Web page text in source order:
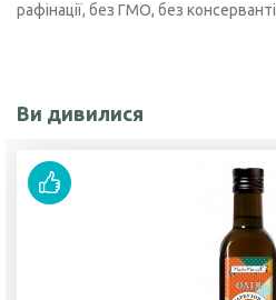
рафінації, без ГМО, без
Ви дивилися